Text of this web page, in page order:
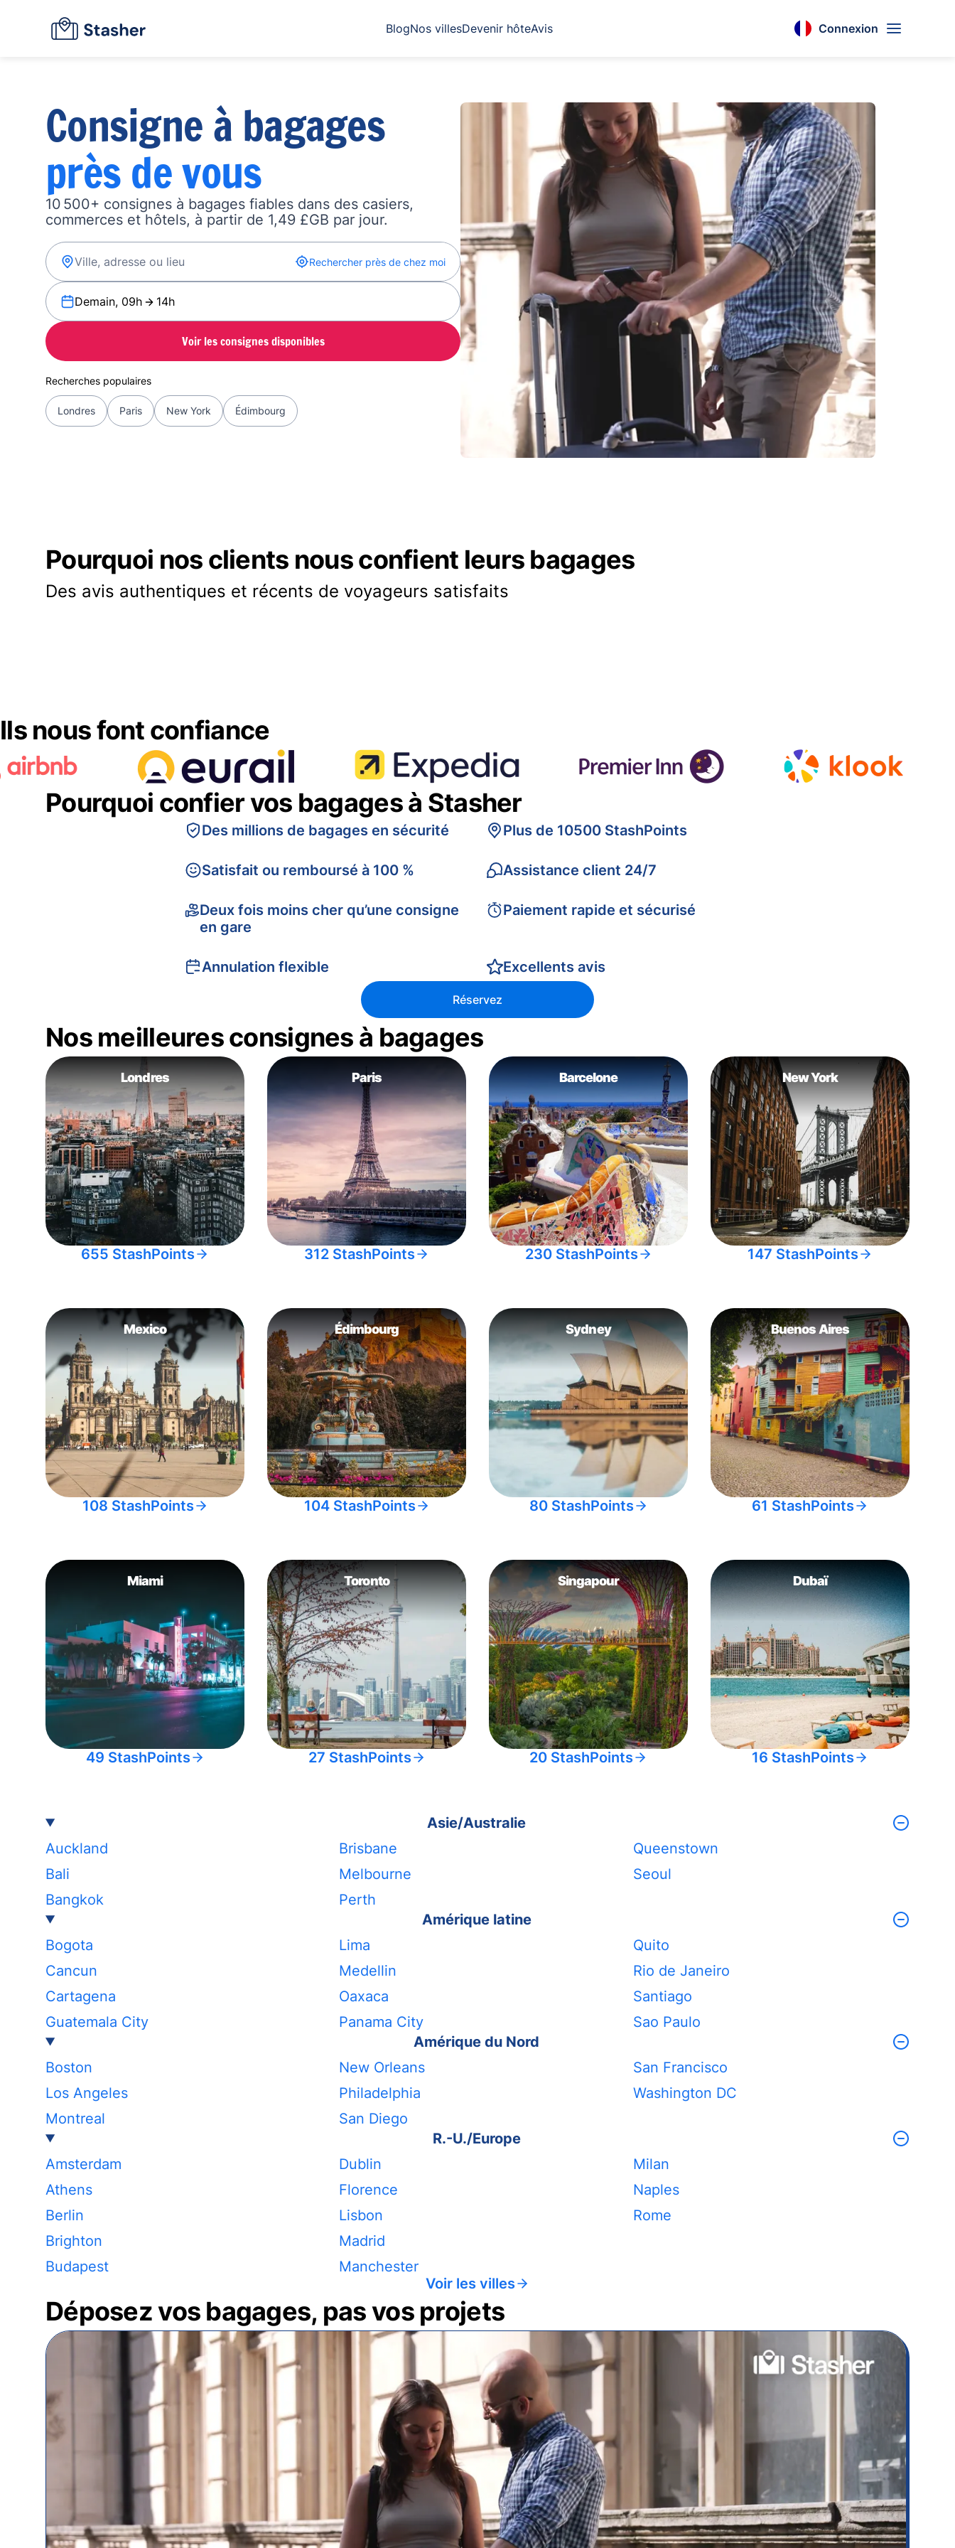
BlogNos villesDevenir hôteAvis Connexion
Consigne à bagages
près de vous
10 500+ consignes à bagages fiables dans des casiers,
commerces et hôtels, à partir de 1,49 £GB par jour.
Rechercher près de chez moi
Demain, 09h 14h
Voir les consignes disponibles
Recherches populaires
Londres Paris New York Édimbourg
Pourquoi nos clients nous confient leurs bagages
Des avis authentiques et récents de voyageurs satisfaits
Ils nous font confiance
Pourquoi confier vos bagages à Stasher
Des millions de bagages en sécurité
Satisfait ou remboursé à 100 %
Deux fois moins cher qu’une consigne
en gare
Annulation flexible
Plus de 10500 StashPoints
Assistance client 24/7
Paiement rapide et sécurisé
Excellents avis
Réservez
Nos meilleures consignes à bagages
Londres
655 StashPoints
Paris
312 StashPoints
Barcelone
230 StashPoints
New York
147 StashPoints
Mexico
108 StashPoints
Édimbourg
104 StashPoints
Sydney
80 StashPoints
Buenos Aires
61 StashPoints
Miami
49 StashPoints
Toronto
27 StashPoints
Singapour
20 StashPoints
Dubaï
16 StashPoints
Asie/Australie
Auckland
Bali
Bangkok
Brisbane
Melbourne
Perth
Queenstown
Seoul
Amérique latine
Bogota
Cancun
Cartagena
Guatemala City
Lima
Medellin
Oaxaca
Panama City
Quito
Rio de Janeiro
Santiago
Sao Paulo
Amérique du Nord
Boston
Los Angeles
Montreal
New Orleans
Philadelphia
San Diego
San Francisco
Washington DC
R.-U./Europe
Amsterdam
Athens
Berlin
Brighton
Budapest
Dublin
Florence
Lisbon
Madrid
Manchester
Milan
Naples
Rome
Voir les villes
Déposez vos bagages, pas vos projets